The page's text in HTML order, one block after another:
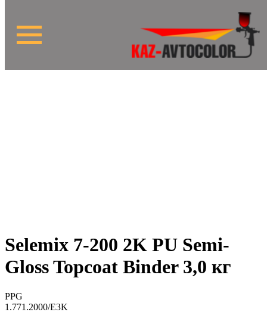
Selemix 7-200 2K PU Semi-
Gloss Topcoat Binder 3,0 кг
PPG
1.771.2000/E3K